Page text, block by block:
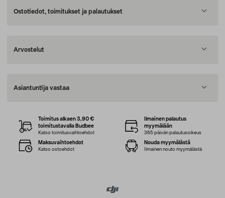
Ostotiedot, toimitukset ja palautukset
Arvostelut
Asiantuntija vastaa
Toimitus alkaen 3,90 €
toimitustavalla Budbee
Katso toimitusvaihtoehdot
Ilmainen palautus
myymälään
365 päivän palautusoikeus
Maksuvaihtoehdot
Katso ostoehdot
Nouda myymälästä
Ilmainen nouto myymälästä